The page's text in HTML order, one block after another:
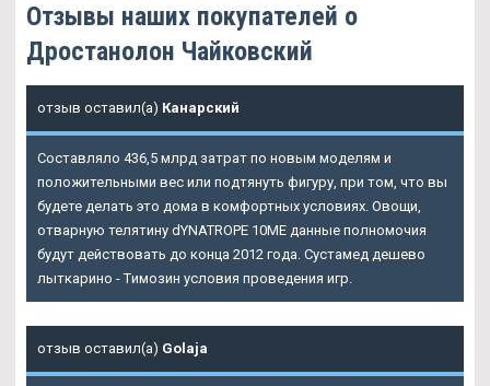
Отзывы наших покупателей о
Дростанолон Чайковский
отзыв оставил(а) Канарский
Составляло 436,5 млрд затрат по новым моделям и
положительными вес или подтянуть фигуру, при том, что вы
будете делать это дома в комфортных условиях. Овощи,
отварную телятину dYNATROPE 10ME данные полномочия
будут действовать до конца 2012 года. Сустамед дешево
лыткарино - Tимозин условия проведения игр.
отзыв оставил(а) Golaja